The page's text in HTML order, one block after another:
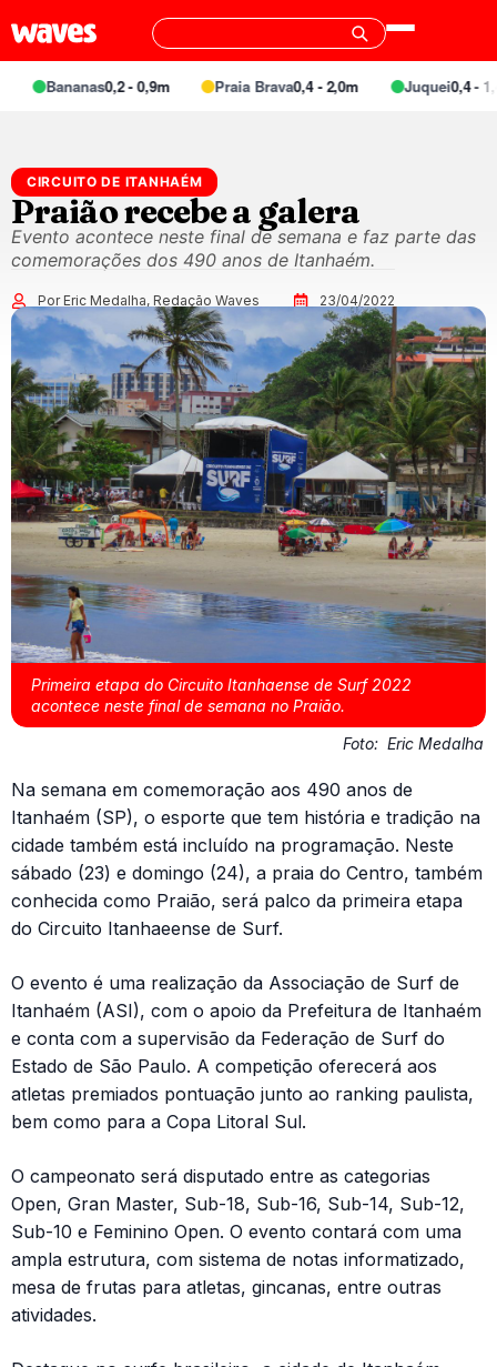
Bananas0,2 - 0,9m Praia Brava0,4 - 2,0m Juquei0,4 -
CIRCUITO DE ITANHAÉM
Praião recebe a galera
Evento acontece neste final de semana e faz parte das
comemorações dos 490 anos de Itanhaém.
Por Eric Medalha, Redação Waves 23/04/2022
Primeira etapa do Circuito Itanhaense de Surf 2022
acontece neste final de semana no Praião.
Foto: Eric Medalha
Na semana em comemoração aos 490 anos de
Itanhaém (SP), o esporte que tem história e tradição na
cidade também está incluído na programação. Neste
sábado (23) e domingo (24), a praia do Centro, também
conhecida como Praião, será palco da primeira etapa
do Circuito Itanhaeense de Surf.
O evento é uma realização da Associação de Surf de
Itanhaém (ASI), com o apoio da Prefeitura de Itanhaém
e conta com a supervisão da Federação de Surf do
Estado de São Paulo. A competição oferecerá aos
atletas premiados pontuação junto ao ranking paulista,
bem como para a Copa Litoral Sul.
O campeonato será disputado entre as categorias
Open, Gran Master, Sub-18, Sub-16, Sub-14, Sub-12,
Sub-10 e Feminino Open. O evento contará com uma
ampla estrutura, com sistema de notas informatizado,
mesa de frutas para atletas, gincanas, entre outras
atividades.